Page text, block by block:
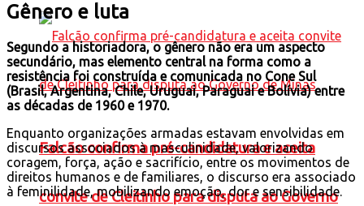
Falcão confirma pré-candidatura e aceita
convite de Cleitinho para disputa ao Governo
Gênero e luta
Segundo a historiadora, o gênero não era um aspecto
secundário, mas elemento central na forma como a
resistência foi construída e comunicada no Cone Sul
(Brasil, Argentina, Chile, Uruguai, Paraguai e Bolívia) entre
as décadas de 1960 e 1970.
Enquanto organizações armadas estavam envolvidas em
discursos associados à masculinidade, valorizando
coragem, força, ação e sacrifício, entre os movimentos de
direitos humanos e de familiares, o discurso era associado
à feminilidade, mobilizando emoção, dor e sensibilidade.